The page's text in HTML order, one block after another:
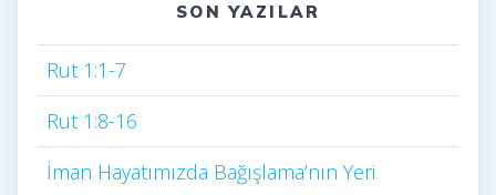
SON YAZILAR
Rut 1:1-7
Rut 1:8-16
İman Hayatımızda Bağışlama’nın Yeri